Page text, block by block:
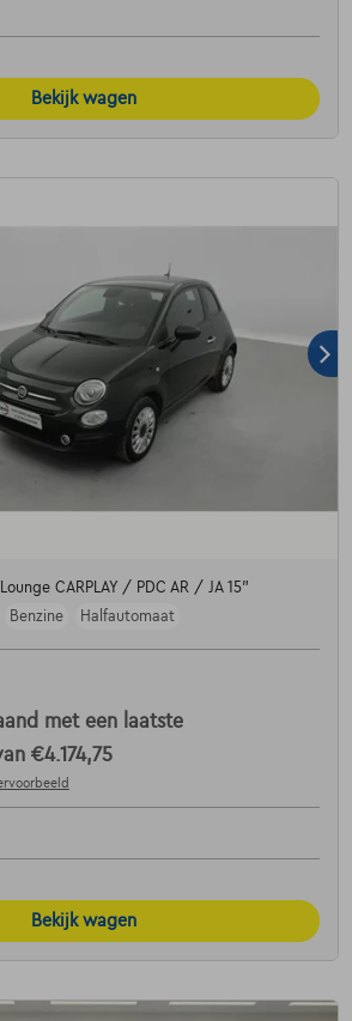
Bekijk wagen
CARPLAY / PDC AR / JA 15"
Benzine Halfautomaat
met een laatste
€4.174,75
Bekijk wagen